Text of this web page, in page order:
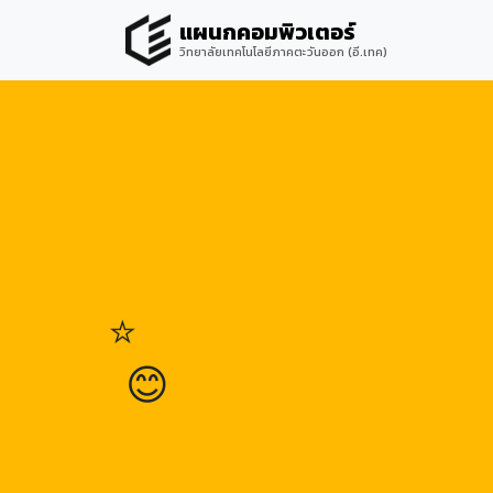
แผนกคอมพิวเตอร์
วิทยาลัยเทคโนโลยีภาคตะวันออก (อี.เทค)
😊
⭐